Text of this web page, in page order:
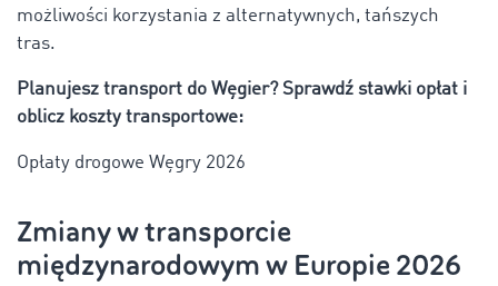
możliwości korzystania z alternatywnych, tańszych
tras.
Planujesz transport do Węgier? Sprawdź stawki opłat i
oblicz koszty transportowe:
Opłaty drogowe Węgry 2026
Zmiany w transporcie
międzynarodowym w Europie 2026